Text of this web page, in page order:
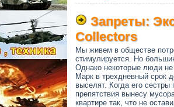
Запреты:
Collectors
Мы живем в обществе
стимулируется. Но
Однако некоторые люди
Марк в трехдневный срок
выселят. Когда его
препятствия вынесу
квартире так, что не